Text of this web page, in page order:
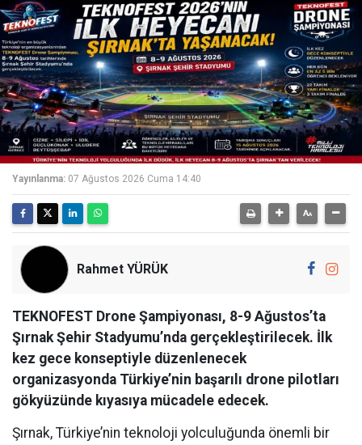
Yayınlanma: 07 Ağustos 2026 Cuma 14:40
Rahmet YÜRÜK
TEKNOFEST Drone Şampiyonası, 8-9 Ağustos’ta
Şırnak Şehir Stadyumu’nda gerçekleştirilecek. İlk
kez gece konseptiyle düzenlenecek
organizasyonda Türkiye’nin başarılı drone pilotları
gökyüzünde kıyasıya mücadele edecek.
Şırnak, Türkiye’nin teknoloji yolculuğunda önemli bir